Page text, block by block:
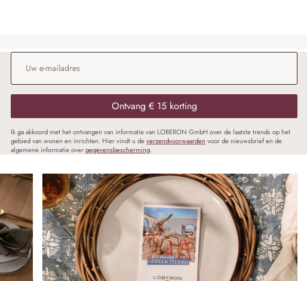
E-mailadres*
Ontvang € 15 korting
Ik ga akkoord met het ontvangen van informatie van LOBERON GmbH over de laatste trends op het
gebied van wonen en inrichten. Hier vindt u deverzendvoorwaarden voor de nieuwsbrief en de
algemene informatie overgegevensbescherming.